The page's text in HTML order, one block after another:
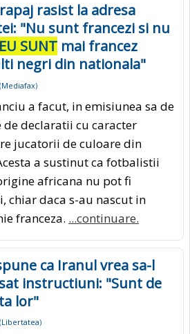
rasist la adresa
"Nu sunt francezi si nu
EU SUNT mai francez
negri din nationala"
(Mediafax)
a facut, in emisiunea sa de
de declaratii cu caracter
jucatorii de culoare din
a sustinut ca fotbalistii
africana nu pot fi
chiar daca s-au nascut in
franceza. ...continuare.
ca Iranul vrea sa-l
instructiuni: "Sunt de
lor"
(Libertatea)